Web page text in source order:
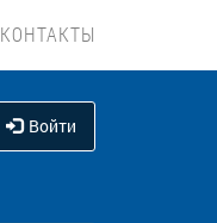
КОНТАКТЫ
Войти